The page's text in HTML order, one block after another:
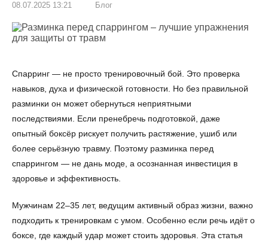
08.07.2025 13:21 Блог
Спарринг — не просто тренировочный бой. Это проверка
навыков, духа и физической готовности. Но без правильной
разминки он может обернуться неприятными
последствиями. Если пренебречь подготовкой, даже
опытный боксёр рискует получить растяжение, ушиб или
более серьёзную травму. Поэтому разминка перед
спаррингом — не дань моде, а осознанная инвестиция в
здоровье и эффективность.
Мужчинам 22–35 лет, ведущим активный образ жизни, важно
подходить к тренировкам с умом. Особенно если речь идёт о
боксе, где каждый удар может стоить здоровья. Эта статья